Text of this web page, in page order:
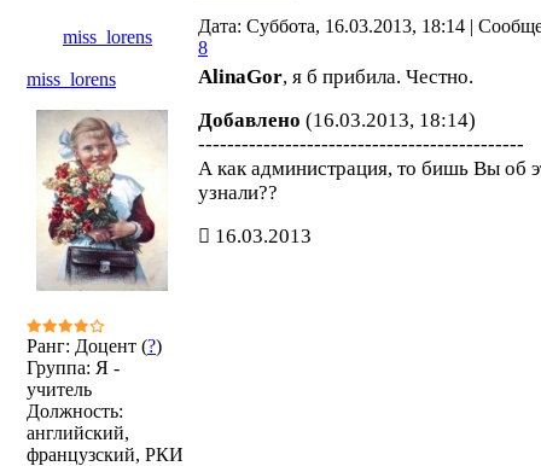
miss_lorens
Дата: Суббота, 16.03.2013, 18:14 |
8
miss_lorens
Ранг: Доцент (?)
Группа: Я -
учитель
Должность:
английский,
французский, РКИ
AlinaGor, я б прибила. Честно.
Добавлено (16.03.2013, 18:14)
---------------------------------------------
А как администрация, то бишь Вы об
узнали??
16.03.2013